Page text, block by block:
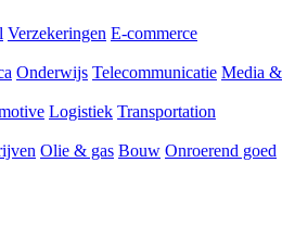
Verzekeringen E-commerce
Onderwijs Telecommunicatie Media &
Logistiek Transportation
Olie & gas Bouw Onroerend goed